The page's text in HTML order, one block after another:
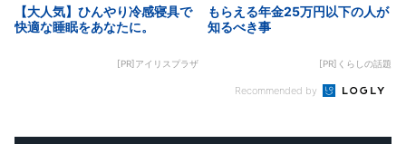
【大人気】ひんやり冷感寝具で
快適な睡眠をあなたに。
[PR]アイリスプラザ
もらえる年金25万円以下の人が
知るべき事
[PR]くらしの話題
Recommended by